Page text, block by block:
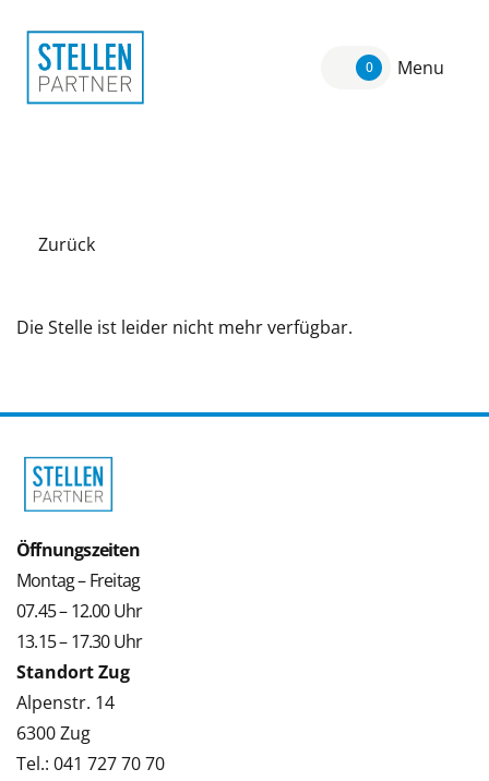
0 Menu
Zurück
Die Stelle ist leider nicht mehr verfügbar.
Öffnungszeiten
Montag – Freitag
07.45 – 12.00 Uhr
13.15 – 17.30 Uhr
Standort Zug
Alpenstr. 14
6300 Zug
Tel.: 041 727 70 70